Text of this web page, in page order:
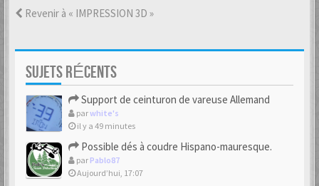
Revenir à « IMPRESSION 3D »
SUJETS RÉCENTS
Support de ceinturon de vareuse Allemand
parwhite's
il y a 49 minutes
Possible dés à coudre Hispano-mauresque.
par Pablo87
Aujourd’hui, 17:07